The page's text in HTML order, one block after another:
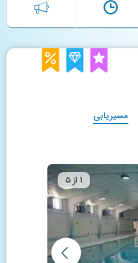
مسیریابی
۱ از ۵